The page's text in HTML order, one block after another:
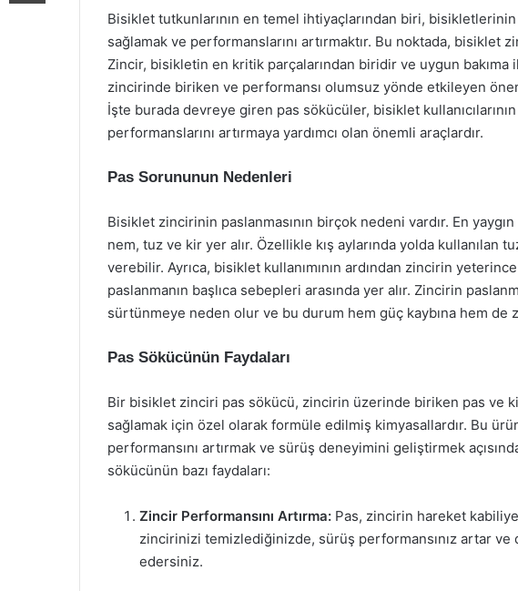
Bisiklet tutkunlarının en temel ihtiyaçlarından biri, bisikletlerinin
sağlamak ve performanslarını artırmaktır. Bu noktada, bisiklet
Zincir, bisikletin en kritik parçalarından biridir ve uygun bakıma
zincirinde biriken ve performansı olumsuz yönde etkileyen
İşte burada devreye giren pas sökücüler, bisiklet kullanıcılarının
performanslarını artırmaya yardımcı olan önemli araçlardır.
Pas Sorununun Nedenleri
Bisiklet zincirinin paslanmasının birçok nedeni vardır. En
nem, tuz ve kir yer alır. Özellikle kış aylarında yolda kullanılan
verebilir. Ayrıca, bisiklet kullanımının ardından zincirin
paslanmanın başlıca sebepleri arasında yer alır. Zincirin
sürtünmeye neden olur ve bu durum hem güç kaybına hem de
Pas Sökücünün Faydaları
Bir bisiklet zinciri pas sökücü, zincirin üzerinde biriken pas ve
sağlamak için özel olarak formüle edilmiş kimyasallardır. Bu
performansını artırmak ve sürüş deneyimini geliştirmek
sökücünün bazı faydaları:
Zincir Performansını Artırma: Pas, zincirin hareket
zincirinizi temizlediğinizde, sürüş performansınız artar
edersiniz.